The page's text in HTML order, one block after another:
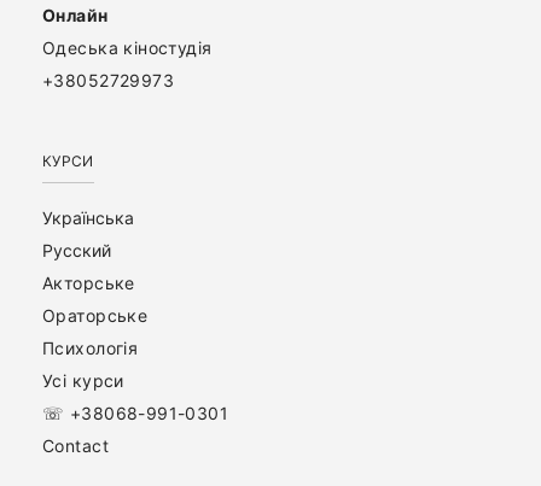
Онлайн
Одеська кіностудія
+38052729973
КУРСИ
Українська
Русский
Акторське
Ораторське
Психологія
Усі курси
☏ +38068-991-0301
Contact